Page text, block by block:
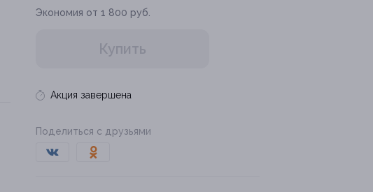
Экономия от 1 800 руб.
Купить
Акция завершена
Поделиться с друзьями